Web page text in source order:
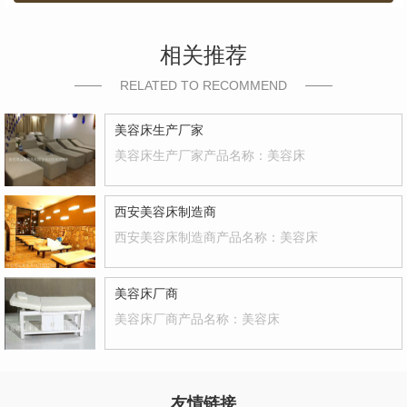
相关推荐
RELATED TO RECOMMEND
美容床生产厂家
美容床生产厂家产品名称：美容床
西安美容床制造商
西安美容床制造商产品名称：美容床
美容床厂商
美容床厂商产品名称：美容床
友情链接